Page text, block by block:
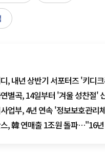
, 내년 상반기 서포터즈 '키디
별곡, 14일부터 '겨울 성찬절'
업부, 4년 연속 '정보보호관리
, 韓 연매출 1조원 돌파…"16